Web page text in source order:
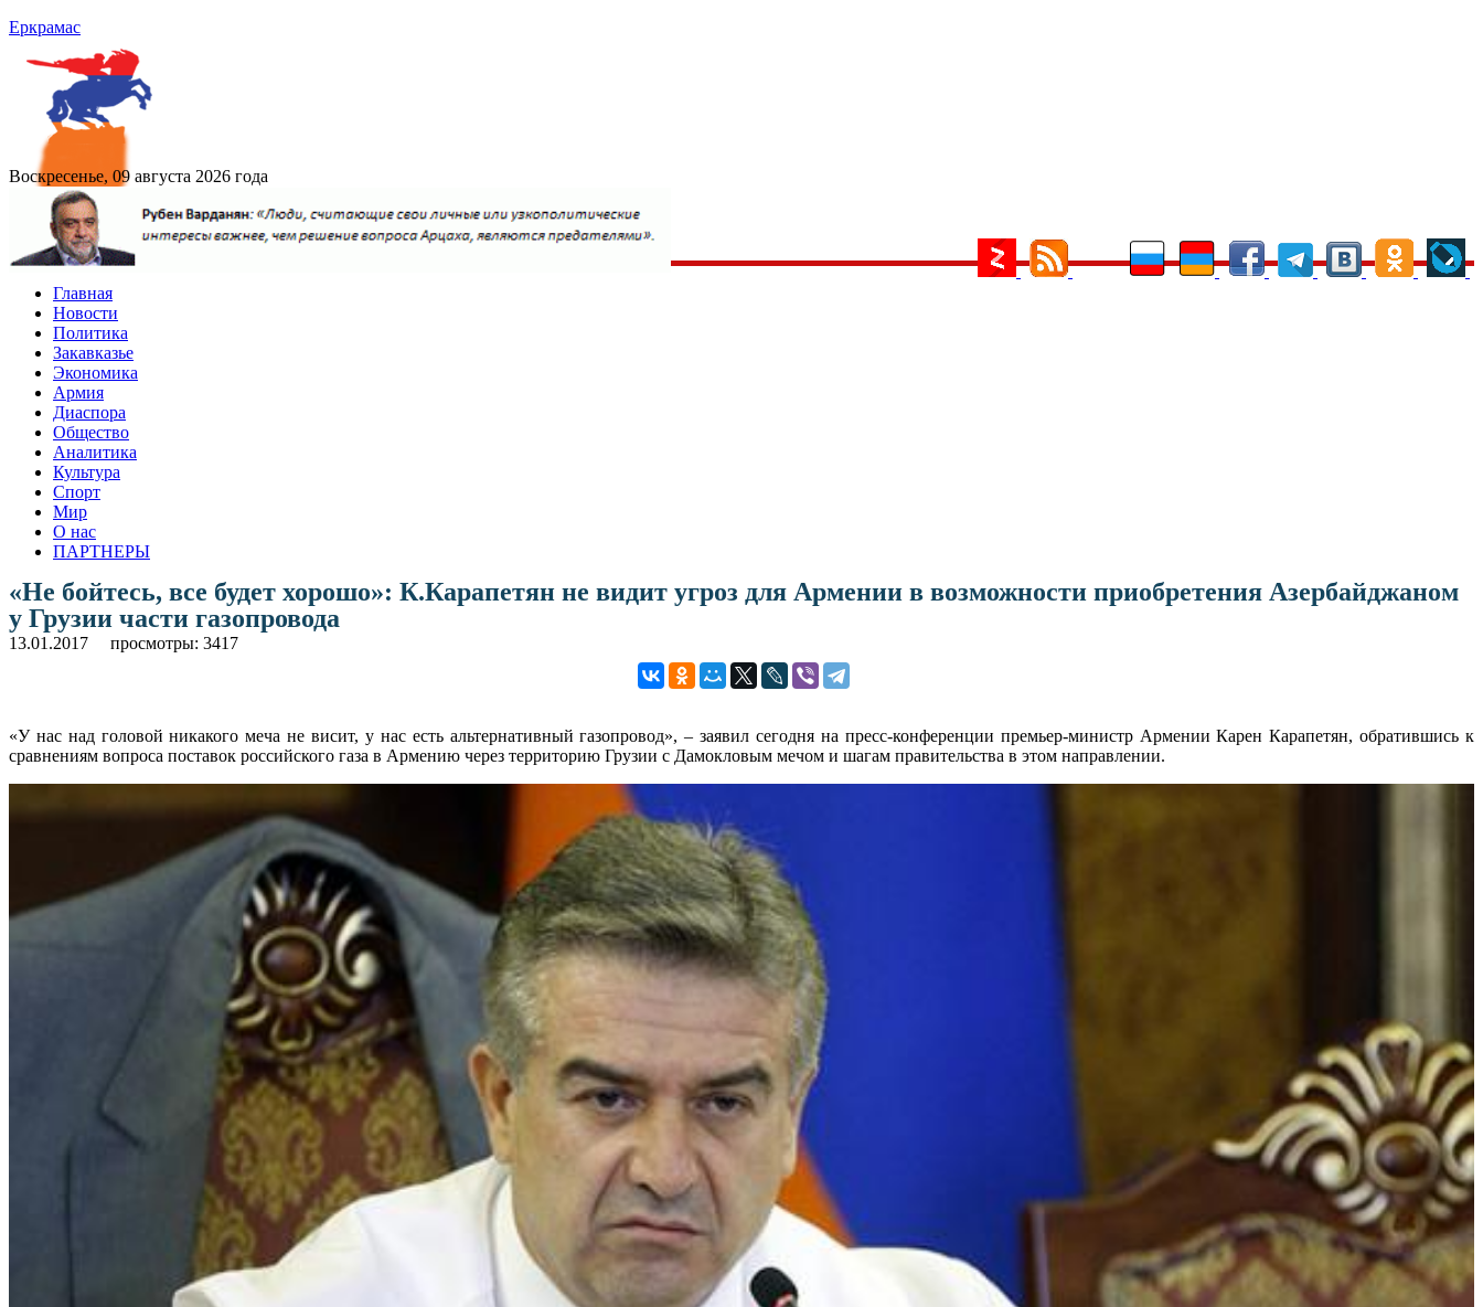
Еркрамас
Воскресенье, 09 августа 2026 года
Главная
Новости
Политика
Закавказье
Экономика
Армия
Диаспора
Общество
Аналитика
Культура
Спорт
Мир
О нас
ПАРТНЕРЫ
«Не бойтесь, все будет хорошо»: К.Карапетян не видит угроз для Армении в возможности приобретения Азербайджаном
у Грузии части газопровода
13.01.2017 просмотры: 3417
«У нас над головой никакого меча не висит, у нас есть альтернативный газопровод», – заявил сегодня на пресс-конференции премьер-министр Армении Карен Карапетян, обратившись к
сравнениям вопроса поставок российского газа в Армению через территорию Грузии с Дамокловым мечом и шагам правительства в этом направлении.